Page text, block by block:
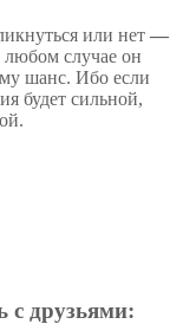
или нет —
случае он
шанс. Ибо если
будет сильной,
с друзьями: